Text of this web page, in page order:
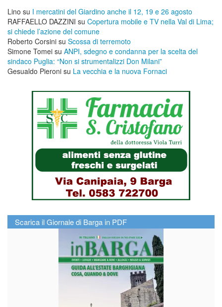
Lino su I mercatini del Giardino anche il 12, 19 e 26 agosto
RAFFAELLO DAZZINI su ​Copertura mobile e TV nella Val di Lima;
si chiede l’azione del comune
Roberto Corsini su Scossa di terremoto
Simone Tomei su ANPI, sdegno e condanna per la scelta del
sindaco Puglia: “Non si strumentalizzi Don Milani”
Gesualdo Pieroni su La vecchia e la nuova Fornaci
Scarica il Giornale di Barga in PDF